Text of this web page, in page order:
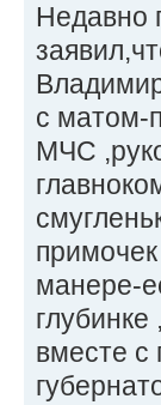
Недавно
с матом-
МЧС
манере-
вместе с